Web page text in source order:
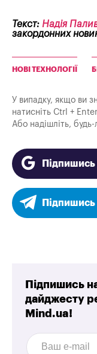
Текст: Надія
закордонних
НОВІ ТЕХНОЛОГІЇ
У випадку, якщо ви
натисніть Ctrl +
Або надішліть,
Підпишись
Підпишись
дайджесту
Mind.ua!